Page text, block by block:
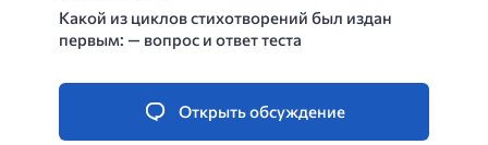
Какой из циклов стихотворений был издан
первым: — вопрос и ответ теста
Открыть обсуждение